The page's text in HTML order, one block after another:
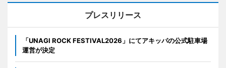
プレスリリース
「UNAGI ROCK FESTIVAL2026」にてアキッパの公式駐車場
運営が決定